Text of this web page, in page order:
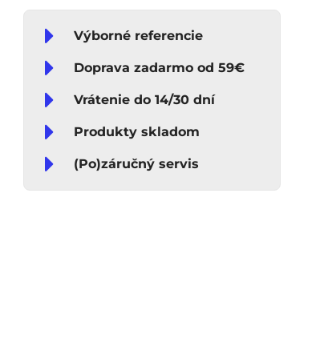
Výborné referencie
Doprava zadarmo od 59€
Vrátenie do 14/30 dní
Produkty skladom
(Po)záručný servis